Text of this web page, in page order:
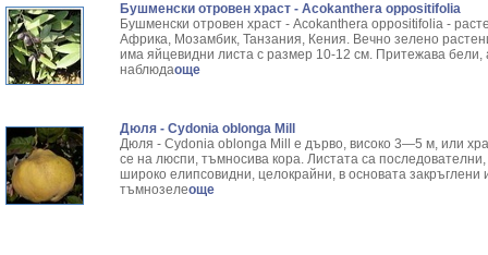
Бушменски отровен храст - Acokanthera oppositifolia
Бушменски отровен храст - Acokanthera oppositifolia -
Африка, Мозамбик, Танзания, Кения. Вечно зелено
има яйцевидни листа с размер 10-12 см. Притежава бели,
наблюдаоще
Дюля - Cydonia oblonga Mill
Дюля - Cydonia oblonga Mill е дърво, високо 3—5 м, или
се на люспи, тъмносива кора. Листата са
широко елипсо­видни, целокрайни, в основата закръглени
тъмнозелеоще